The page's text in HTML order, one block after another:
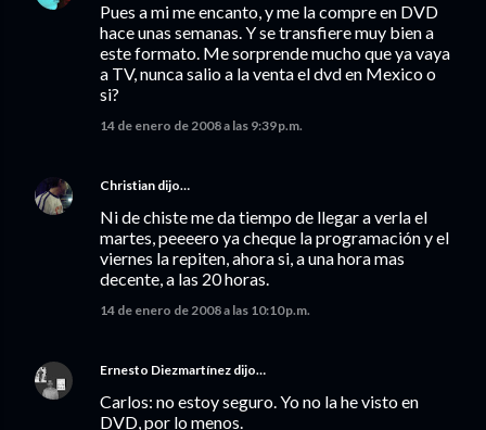
Pues a mi me encanto, y me la compre en DVD
hace unas semanas. Y se transfiere muy bien a
este formato. Me sorprende mucho que ya vaya
a TV, nunca salio a la venta el dvd en Mexico o
si?
14 de enero de 2008 a las 9:39 p.m.
Christian dijo…
Ni de chiste me da tiempo de llegar a verla el
martes, peeeero ya cheque la programación y el
viernes la repiten, ahora si, a una hora mas
decente, a las 20 horas.
14 de enero de 2008 a las 10:10 p.m.
Ernesto Diezmartínez dijo…
Carlos: no estoy seguro. Yo no la he visto en
DVD, por lo menos.